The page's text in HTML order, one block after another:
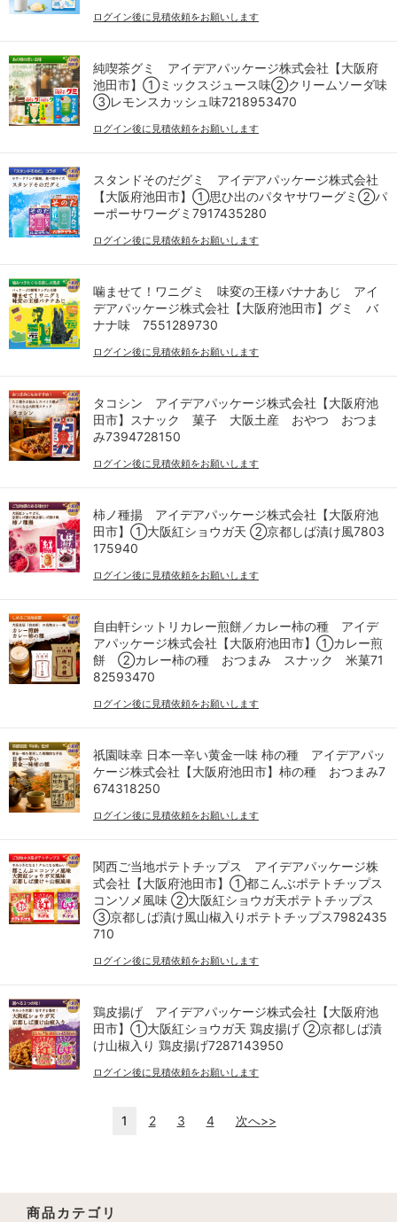
ログイン後に見積依頼をお願いします
純喫茶グミ アイデアパッケージ株式会社【大阪府
池田市】①ミックスジュース味②クリームソーダ味
③レモンスカッシュ味7218953470
ログイン後に見積依頼をお願いします
スタンドそのだグミ アイデアパッケージ株式会社
【大阪府池田市】①思ひ出のパタヤサワーグミ②パ
ーポーサワーグミ7917435280
ログイン後に見積依頼をお願いします
噛ませて！ワニグミ 味変の王様バナナあじ アイ
デアパッケージ株式会社【大阪府池田市】グミ バ
ナナ味 7551289730
ログイン後に見積依頼をお願いします
タコシン アイデアパッケージ株式会社【大阪府池
田市】スナック 菓子 大阪土産 おやつ おつま
み7394728150
ログイン後に見積依頼をお願いします
柿ノ種揚 アイデアパッケージ株式会社【大阪府池
田市】①大阪紅ショウガ天 ②京都しば漬け風7803
175940
ログイン後に見積依頼をお願いします
自由軒シットリカレー煎餅／カレー柿の種 アイデ
アパッケージ株式会社【大阪府池田市】①カレー煎
餅 ②カレー柿の種 おつまみ スナック 米菓71
82593470
ログイン後に見積依頼をお願いします
祇園味幸 日本一辛い黄金一味 柿の種 アイデアパッ
ケージ株式会社【大阪府池田市】柿の種 おつまみ7
674318250
ログイン後に見積依頼をお願いします
関西ご当地ポテトチップス アイデアパッケージ株
式会社【大阪府池田市】①都こんぶポテトチップス
コンソメ風味 ②大阪紅ショウガ天ポテトチップス
③京都しば漬け風山椒入りポテトチップス7982435
710
ログイン後に見積依頼をお願いします
鶏皮揚げ アイデアパッケージ株式会社【大阪府池
田市】①大阪紅ショウガ天 鶏皮揚げ ②京都しば漬
け山椒入り 鶏皮揚げ7287143950
ログイン後に見積依頼をお願いします
1 2 3 4 次へ>>
商品カテゴリ